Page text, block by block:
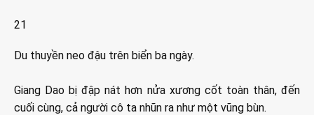
21
Du thuyền neo đậu trên biển ba ngày.
Giang Dao bị đập nát hơn nửa xương cốt toàn thân, đến
cuối cùng, cả người cô ta nhũn ra như một vũng bùn.